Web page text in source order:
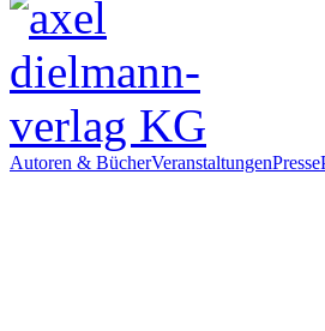
Autoren & BücherVeranstaltungenPresse